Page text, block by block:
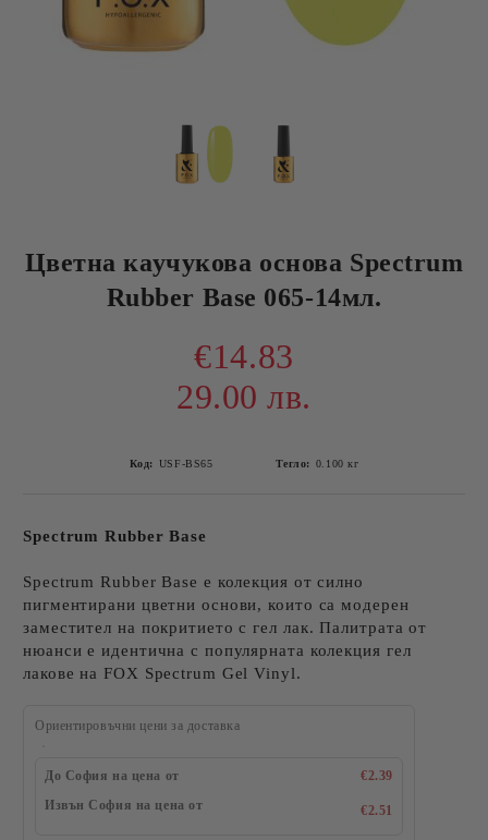
Цветна каучукова основа Spectrum
Rubber Base 065-14мл.
€14.83
29.00 лв.
Код: USF-BS65 Тегло: 0.100 кг
Spectrum Rubber Base
Spectrum Rubber Base е колекция от силно
пигментирани цветни основи, които са модерен
заместител на покритието с гел лак. Палитрата от
нюанси е идентична с популярната колекция гел
лакове на FOX Spectrum Gel Vinyl.
Ориентировъчни цени за доставка
До София на цена от
€2.39
Извън София на цена от
€2.51